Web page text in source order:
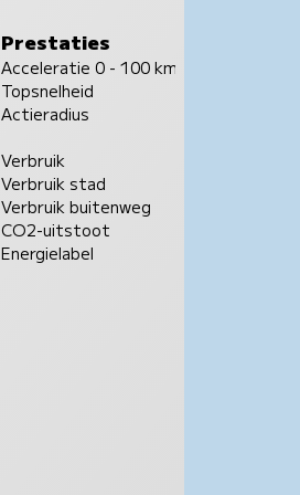
Prestaties
Acceleratie 0 - 100 km/u
Topsnelheid
Actieradius
Verbruik
Verbruik stad
Verbruik buitenweg
CO2-uitstoot
Energielabel